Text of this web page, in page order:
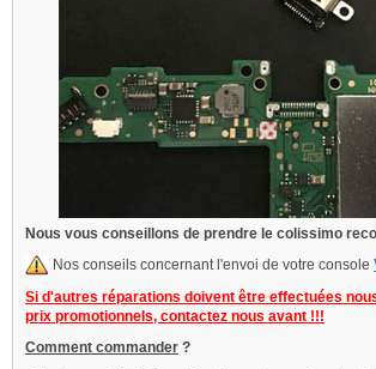
Nous vous conseillons de prendre le colissimo
Nos conseils concernant l'envoi de votre console
Si d'autres réparations doivent être effectuées
prix promotionnels, contactez nous avant !!!
Comment commander ?